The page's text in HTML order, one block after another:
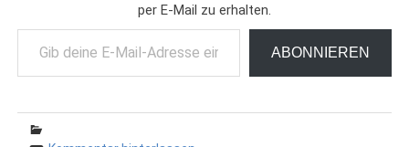
per E-Mail zu erhalten.
Gib deine E-Mail-Adresse ein ...
ABONNIEREN